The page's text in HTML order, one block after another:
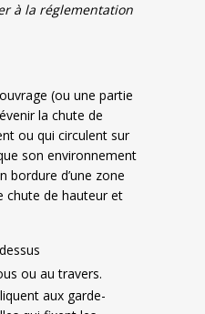
à la réglementation
(ou une partie
la chute de
ou qui circulent sur
son environnement
bordure d’une zone
chute de hauteur et
ou au travers.
aux garde-